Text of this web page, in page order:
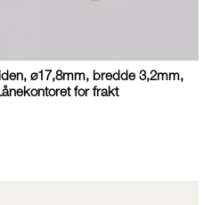
ø17,8mm, bredde 3,2mm,
for frakt